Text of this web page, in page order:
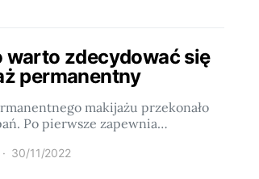
warto zdecydować się
permanentny
makijażu przekonało
Po pierwsze zapewnia…
30/11/2022